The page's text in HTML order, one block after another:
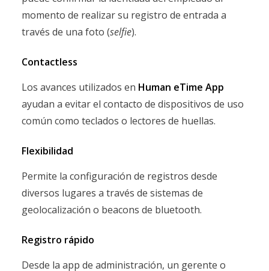
momento de realizar su registro de entrada a
través de una foto (selfie).
Contactless
Los avances utilizados en Human eTime App
ayudan a evitar el contacto de dispositivos de uso
común como teclados o lectores de huellas.
Flexibilidad
Permite la configuración de registros desde
diversos lugares a través de sistemas de
geolocalización o beacons de bluetooth.
Registro rápido
Desde la app de administración, un gerente o